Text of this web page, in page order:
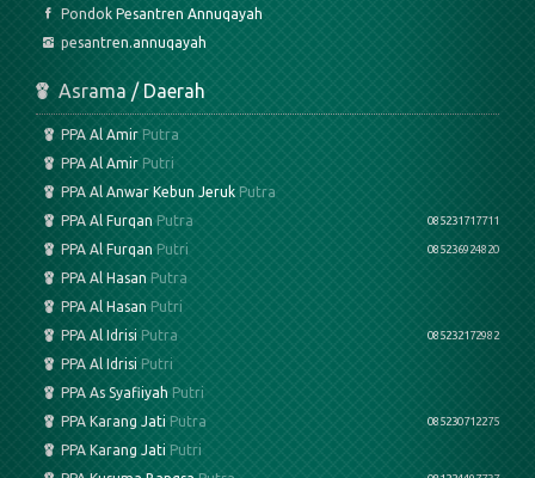
Pondok Pesantren Annuqayah
pesantren.annuqayah
Asrama / Daerah
PPA Al Amir Putra
PPA Al Amir Putri
PPA Al Anwar Kebun Jeruk Putra
PPA Al Furqan Putra 085231717711
PPA Al Furqan Putri 085236924820
PPA Al Hasan Putra
PPA Al Hasan Putri
PPA Al Idrisi Putra 085232172982
PPA Al Idrisi Putri
PPA As Syafiiyah Putri
PPA Karang Jati Putra 085230712275
PPA Karang Jati Putri